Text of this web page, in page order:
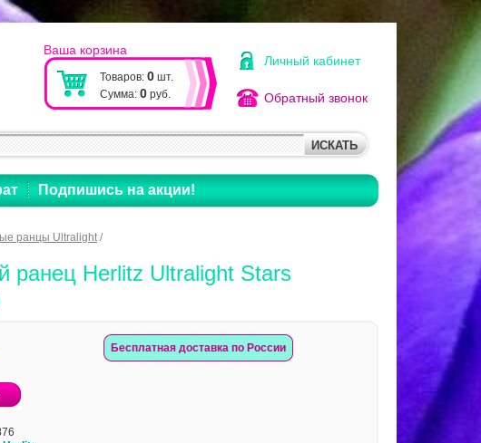
Личный кабинет
Обратный звонок
Ваша корзина
Товаров: 0 шт.
Сумма: 0 руб.
Подпишись на акции!
ранцы Ultralight/
ранец Herlitz Ultralight Stars
Бесплатная доставка по России